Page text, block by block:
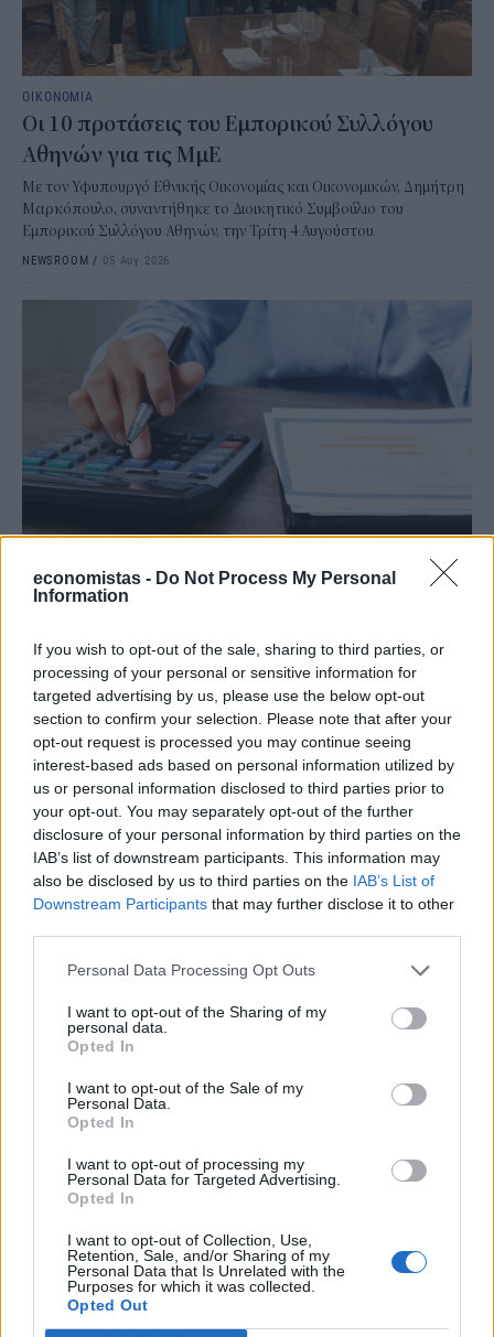
economistas - Do Not Process My Personal
Information
If you wish to opt-out of the sale, sharing to third parties, or
processing of your personal or sensitive information for
targeted advertising by us, please use the below opt-out
section to confirm your selection. Please note that after your
opt-out request is processed you may continue seeing
interest-based ads based on personal information utilized by
us or personal information disclosed to third parties prior to
your opt-out. You may separately opt-out of the further
disclosure of your personal information by third parties on the
IAB’s list of downstream participants. This information may
also be disclosed by us to third parties on the IAB’s List of
Downstream Participants that may further disclose it to other
Personal Data Processing Opt Outs
I want to opt-out of the Sharing of my
personal data.
Opted In
I want to opt-out of the Sale of my
Personal Data.
Opted In
I want to opt-out of processing my
Personal Data for Targeted Advertising.
Opted In
I want to opt-out of Collection, Use,
Retention, Sale, and/or Sharing of my
Personal Data that Is Unrelated with the
Purposes for which it was collected.
Opted Out
ΟΙΚΟΝΟΜΙΑ
Οι 10 προτάσεις του Εμπορικού Συλλόγου
Αθηνών για τις ΜμΕ
Με τον Υφυπουργό Εθνικής Οικονομίας και Οικονομικών, Δημήτρη
Μαρκόπουλο, συναντήθηκε το Διοικητικό Συμβούλιο του
Εμπορικού Συλλόγου Αθηνών, την Τρίτη 4 Αυγούστου.
NEWSROOM / 05 Αυγ 2026
ΟΙΚΟΝΟΜΙΑ
Από ρεκόρ σε ρεκόρ ο Εξωδικαστικός
Μηχανισμός. Οι συνολικές ρυθμίσεις ξεπέρασαν τα 20 δισ. ευρώ από
την έναρξη λειτουργίας της πλατφόρμας. Συνολικά, μέχρι το τέλος
Ιουλίου, έχουν ολοκληρωθεί 66.578 ρυθμίσεις, οι οποίες
αντιστοιχούν σε αρχικές οφειλές ύψους 20,19 δισ. ευρώ.
NEWSROOM/05 Αυγ 2026
Μπαράζ εισηγήσεων για φοροελαφρύνσεις
εν όψει ΔΕΘ
πρωθυπουργός θα ανοίξει τα χαρτιά του για την οικονομική
πολιτική όχι μόνο του 2027 αλλά της επόμενης τετραετίας, με
ξεκινήσει.
ΓΙΩΡΓΟΣ ΠΑΠΠΟΥΣ /05 Αυγ 2026